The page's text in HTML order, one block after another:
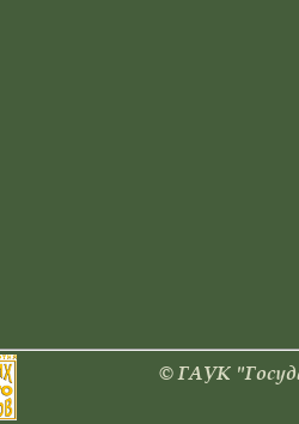
© ГАУК